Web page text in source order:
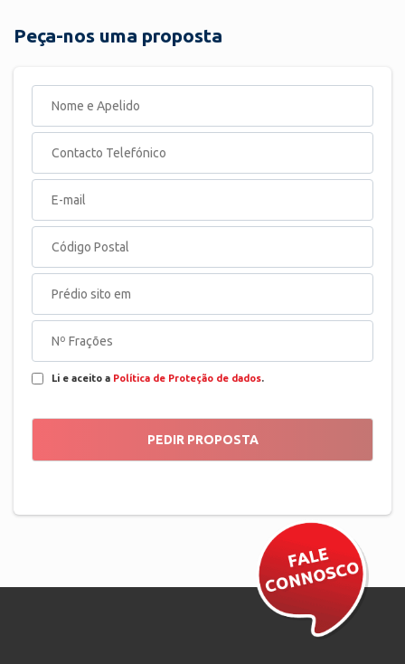
Peça-nos uma proposta
Li e aceito a Política de Proteção de dados.